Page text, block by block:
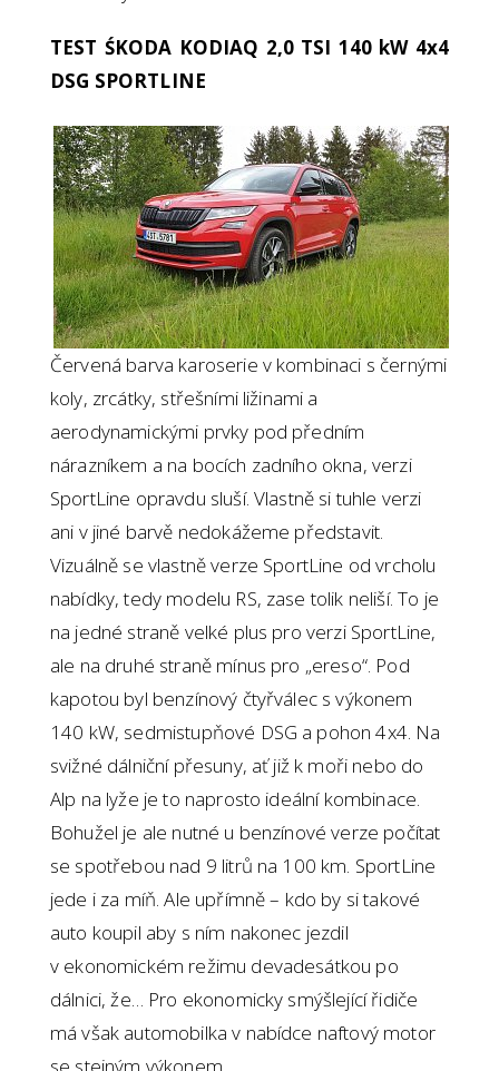
TEST ŚKODA KODIAQ 2,0 TSI 140 kW 4x4
DSG SPORTLINE
Červená barva karoserie v kombinaci s černými
koly, zrcátky, střešními ližinami a
aerodynamickými prvky pod předním
nárazníkem a na bocích zadního okna, verzi
SportLine opravdu sluší. Vlastně si tuhle verzi
ani v jiné barvě nedokážeme představit.
Vizuálně se vlastně verze SportLine od vrcholu
nabídky, tedy modelu RS, zase tolik neliší. To je
na jedné straně velké plus pro verzi SportLine,
ale na druhé straně mínus pro „ereso“. Pod
kapotou byl benzínový čtyřválec s výkonem
140 kW, sedmistupňové DSG a pohon 4x4. Na
svižné dálniční přesuny, ať již k moři nebo do
Alp na lyže je to naprosto ideální kombinace.
Bohužel je ale nutné u benzínové verze počítat
se spotřebou nad 9 litrů na 100 km. SportLine
jede i za míň. Ale upřímně – kdo by si takové
auto koupil aby s ním nakonec jezdil
v ekonomickém režimu devadesátkou po
dálnici, že… Pro ekonomicky smýšlející řidiče
má však automobilka v nabídce naftový motor
se stejným výkonem